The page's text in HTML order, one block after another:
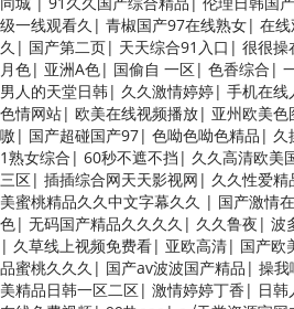
级一线观看久 | 青椒国产97在线熟女| 在
久 | 国产第二页| 天天综合91入口 | 很很操
月色| 亚洲A色| 国偷自 一区| 色香综合 |
男人的天堂日韩| 久久激情婷婷| 手机在线
色情网站| 欧美在线视频播放| 亚州欧美色
嗷| 国产超碰国产97| 色呦色呦色精品 | 久
1熟女综合 | 60秒不遮不挡 | 久久高清欧美
三区| 插插综合网天天影视网 | 久久性爱精
美蜜桃精品久久中文字幕久久 | 国产激情
色| 无码国产精品久久久久 | 久久鲁夜 | 波
| 久草线上视频免费看| 亚欧高清| 国产欧
品蜜桃久久久 | 国产av波波国产精品 | 操我
美精品日韩一区二区| 激情婷婷丁香 | 日韩